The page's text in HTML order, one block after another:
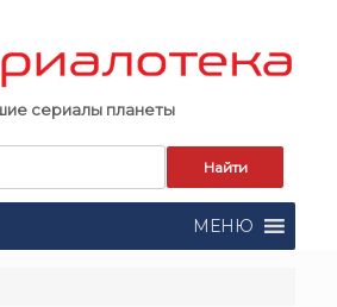
сериалы планеты
МЕНЮ